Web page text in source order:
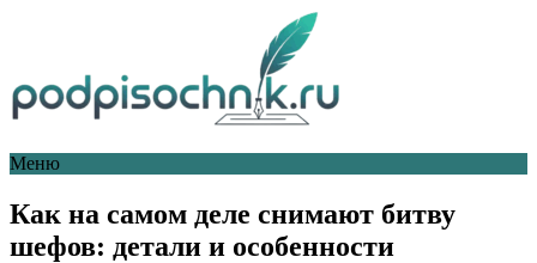
Меню
Как на самом деле снимают битву
шефов: детали и особенности